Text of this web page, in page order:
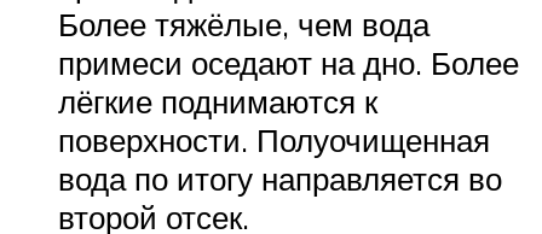
Более тяжёлые, чем вода
примеси оседают на дно. Более
лёгкие поднимаются к
поверхности. Полуочищенная
вода по итогу направляется во
второй отсек.